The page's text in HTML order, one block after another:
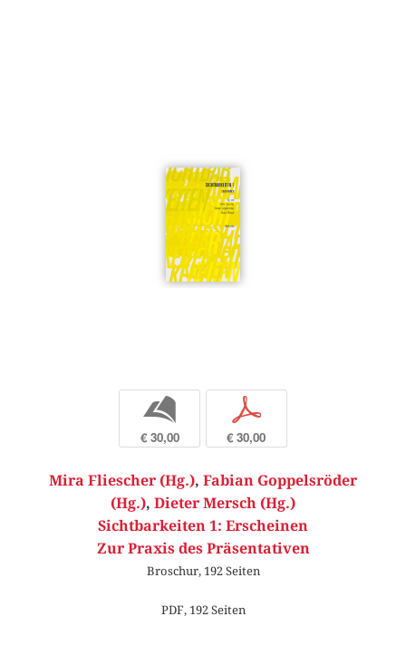
b
€ 30,00
p
€ 30,00
Mira Fliescher (Hg.), Fabian Goppelsröder
(Hg.), Dieter Mersch (Hg.)
Sichtbarkeiten 1: Erscheinen
Zur Praxis des Präsentativen
Broschur, 192 Seiten
PDF, 192 Seiten